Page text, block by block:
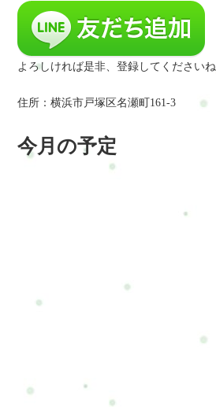
よろしければ是非、登録してくださいね
住所：横浜市戸塚区名瀬町161-3
今月の予定